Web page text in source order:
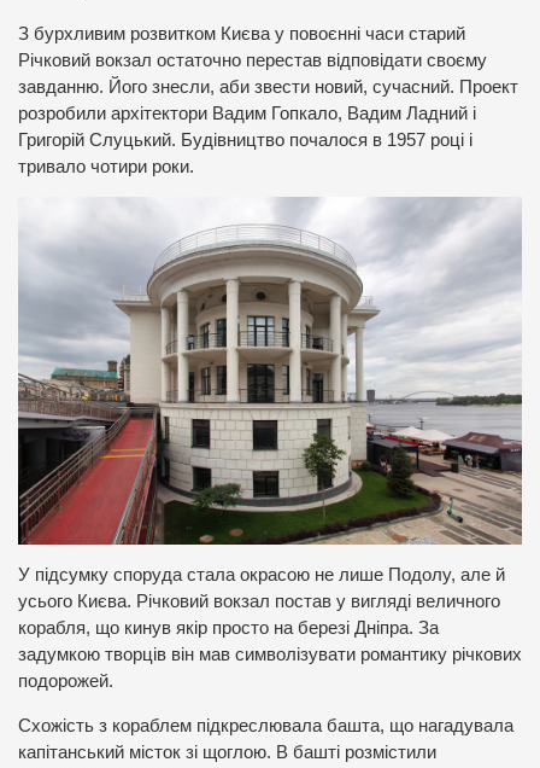
З бурхливим розвитком Києва у повоєнні часи старий
Річковий вокзал остаточно перестав відповідати своєму
завданню. Його знесли, аби звести новий, сучасний. Проект
розробили архітектори Вадим Гопкало, Вадим Ладний і
Григорій Слуцький. Будівництво почалося в 1957 році і
тривало чотири роки.
У підсумку споруда стала окрасою не лише Подолу, але й
усього Києва. Річковий вокзал постав у вигляді величного
корабля, що кинув якір просто на березі Дніпра. За
задумкою творців він мав символізувати романтику річкових
подорожей.
Схожість з кораблем підкреслювала башта, що нагадувала
капітанський місток зі щоглою. В башті розмістили